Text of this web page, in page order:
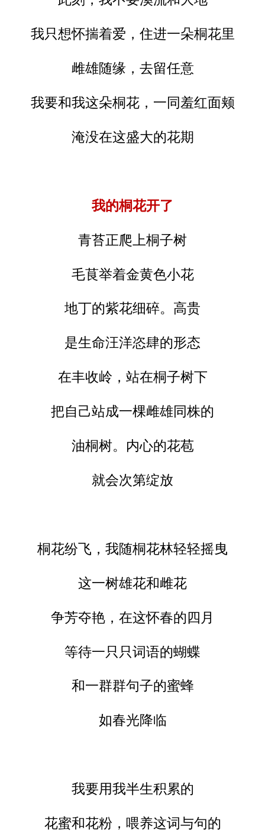
我只想怀揣着爱，住进一朵桐花里
雌雄随缘，去留任意
我要和我这朵桐花，一同羞红面颊
淹没在这盛大的花期
我的桐花开了
青苔正爬上桐子树
毛茛举着金黄色小花
地丁的紫花细碎。高贵
是生命汪洋恣肆的形态
在丰收岭，站在桐子树下
把自己站成一棵雌雄同株的
油桐树。内心的花苞
就会次第绽放
桐花纷飞，我随桐花林轻轻摇曳
这一树雄花和雌花
争芳夺艳，在这怀春的四月
等待一只只词语的蝴蝶
和一群群句子的蜜蜂
如春光降临
我要用我半生积累的
花蜜和花粉，喂养这词与句的